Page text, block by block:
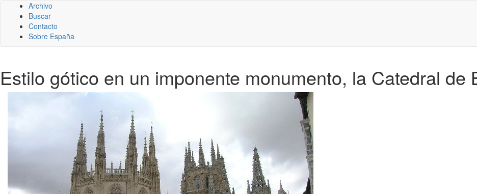
Archivo
Buscar
Contacto
Sobre España
Estilo gótico en un imponente monumento, la Catedral de